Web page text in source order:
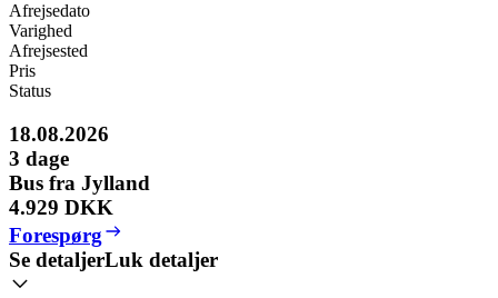
Afrejsedato
Varighed
Afrejsested
Pris
Status
18.08.2026
3 dage
Bus fra Jylland
4.929 DKK
Forespørg
Se detaljerLuk detaljer